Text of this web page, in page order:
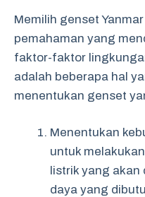
Memilih genset
pemahaman yang
faktor-faktor
adalah beberapa hal
menentukan genset
Menentukan
untuk
listrik yang
daya yang